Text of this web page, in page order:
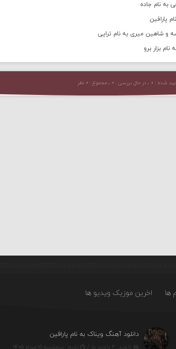
به نام جاده
پارافین
و شاهین میری به نام تراپی
بزار برو
: ۰ ، در حال بررسی : ۰ ، مجموع : ۰ نظر
ها اخرین موزیک ویدیو ها
دانلود آهنگ ویناک به نام پارافین
بازدید : ۲ بازدید بار / تاریخ : پنج‌شنبه ۱۵ مرداد ۱۴۰۵